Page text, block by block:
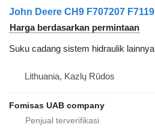
Harga berdasarkan permintaan
Suku cadang sistem hidraulik lainnya
Lithuania, Kazlų Rūdos
Fomisas UAB company